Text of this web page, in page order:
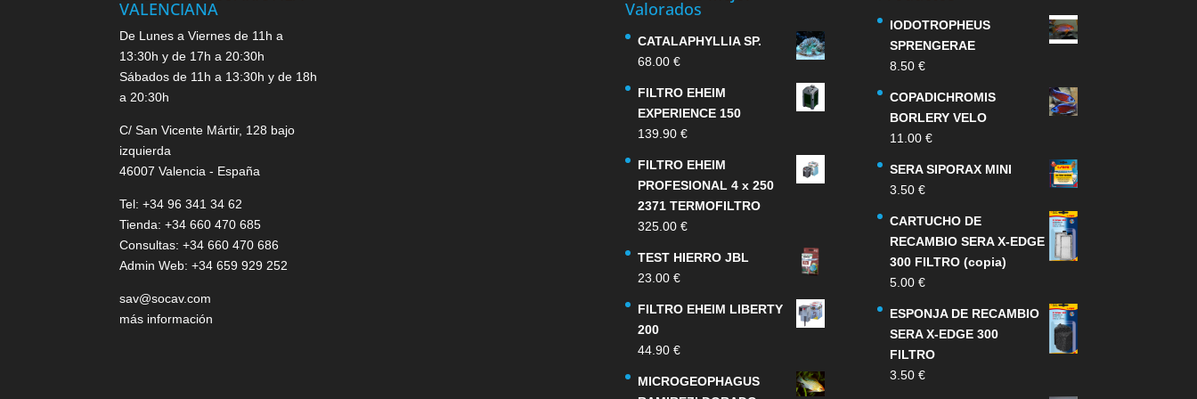
VALENCIANA
De Lunes a Viernes de 11h a
13:30h y de 17h a 20:30h
Sábados de 11h a 13:30h y de 18h
a 20:30h
C/ San Vicente Mártir, 128 bajo
izquierda
46007 Valencia - España
Tel: +34 96 341 34 62
Tienda: +34 660 470 685
Consultas: +34 660 470 686
Admin Web: +34 659 929 252
sav@socav.com
más información
Valorados
CATALAPHYLLIA SP.
68.00 €
FILTRO EHEIM
EXPERIENCE 150
139.90 €
FILTRO EHEIM
PROFESIONAL 4 x 250
2371 TERMOFILTRO
325.00 €
TEST HIERRO JBL
23.00 €
FILTRO EHEIM LIBERTY
200
44.90 €
MICROGEOPHAGUS
IODOTROPHEUS
SPRENGERAE
8.50€
COPADICHROMIS
BORLERY VELO
11.00€
SERA SIPORAX MINI
3.50€
CARTUCHO DE
RECAMBIO SERA X-EDGE
300 FILTRO (copia)
5.00€
ESPONJA DE RECAMBIO
SERA X-EDGE 300
FILTRO
3.50€